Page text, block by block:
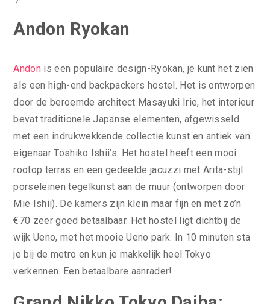
Andon Ryokan
Andon is een populaire design-Ryokan, je kunt het zien
als een high-end backpackers hostel. Het is ontworpen
door de beroemde architect Masayuki Irie, het interieur
bevat traditionele Japanse elementen, afgewisseld
met een indrukwekkende collectie kunst en antiek van
eigenaar Toshiko Ishii’s. Het hostel heeft een mooi
rootop terras en een gedeelde jacuzzi met Arita-stijl
porseleinen tegelkunst aan de muur (ontworpen door
Mie Ishii). De kamers zijn klein maar fijn en met zo’n
€70 zeer goed betaalbaar. Het hostel ligt dichtbij de
wijk Ueno, met het mooie Ueno park. In 10 minuten sta
je bij de metro en kun je makkelijk heel Tokyo
verkennen. Een betaalbare aanrader!